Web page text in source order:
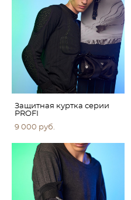
Защитная куртка серии
PROFI
9 000 pуб.